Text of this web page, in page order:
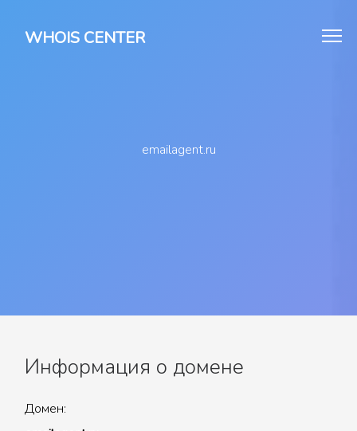
WHOIS CENTER
emailagent.ru
Информация о домене
Домен: